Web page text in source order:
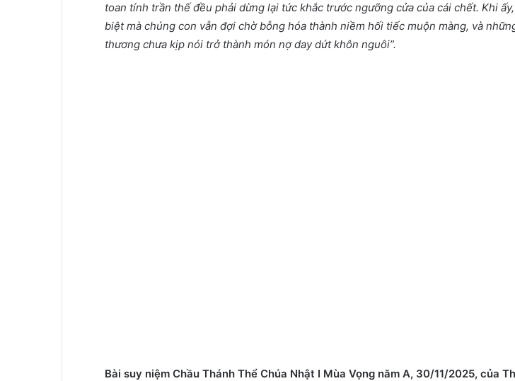
toan tính trần thế đều phải dừng lại tức khắc trước ngưỡng cửa của cái chết. Khi
biệt mà chúng con vẫn đợi chờ bỗng hóa thành niềm hối tiếc muộn màng, và
thương chưa kịp nói trở thành món nợ day dứt khôn nguôi”.
Bài suy niệm Chầu Thánh Thể Chúa Nhật I Mùa Vọng năm A, 30/11/2025, của